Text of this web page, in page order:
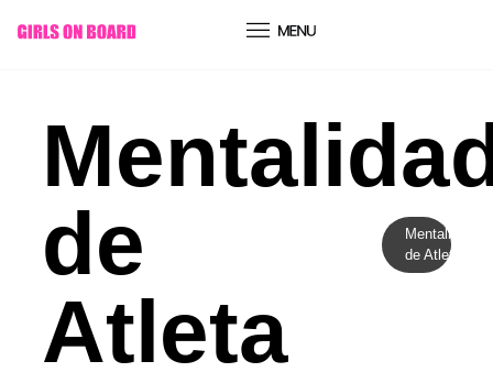
conteúdo
de
Atleta
Mentalidade
de Atleta